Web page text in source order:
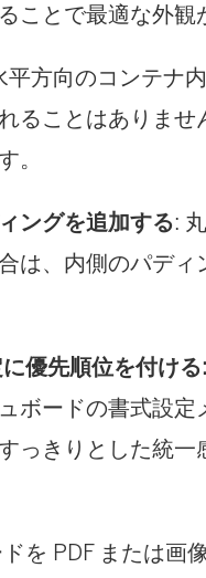
ことで最適な外観
方向のコンテナ
ることはありませ
。
ングを追加する:
は、内側のパディ
優先順位を付ける:
ボードの書式設定
っきりとした統一
を PDF または画